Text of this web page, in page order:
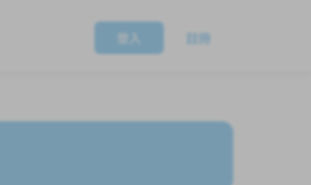
登入 註冊